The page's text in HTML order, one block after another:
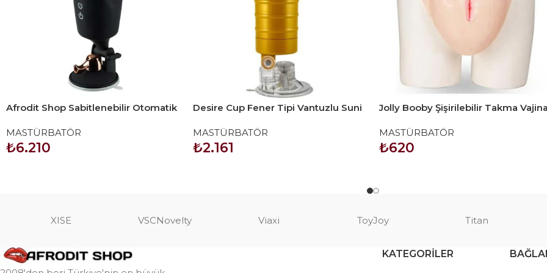
Afrodit Shop Sabitlenebilir Otomatik
MASTÜRBATÖR
₺6.210
Desire Cup Fener Tipi Vantuzlu Suni
MASTÜRBATÖR
₺2.161
Jolly Booby Şişirilebilir Takma Vajina
MASTÜRBATÖR
₺620
XISE VSCNovelty Viaxi ToyJoy Titan
KATEGORILER